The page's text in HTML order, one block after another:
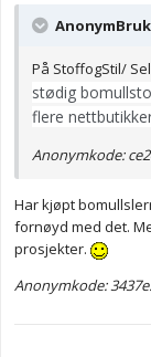
På StoffogStil/
stødig
flere
Anonymkode:
Har kjøpt
fornøyd med det.
prosjekter.
Anonymkode: